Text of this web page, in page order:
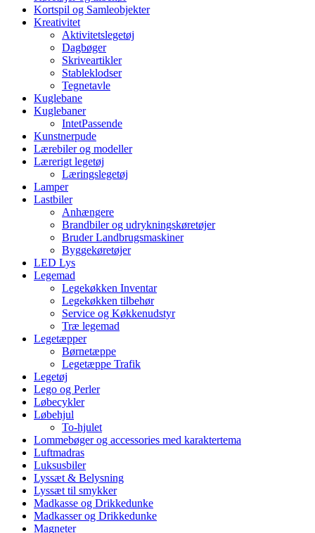
Kortspil og Samleobjekter
Kreativitet
Aktivitetslegetøj
Dagbøger
Skriveartikler
Stableklodser
Tegnetavle
Kuglebane
Kuglebaner
IntetPassende
Kunstnerpude
Lærebiler og modeller
Lærerigt legetøj
Læringslegetøj
Lamper
Lastbiler
Anhængere
Brandbiler og udrykningskøretøjer
Bruder Landbrugsmaskiner
Byggekøretøjer
LED Lys
Legemad
Legekøkken Inventar
Legekøkken tilbehør
Service og Køkkenudstyr
Træ legemad
Legetæpper
Børnetæppe
Legetæppe Trafik
Legetøj
Lego og Perler
Løbecykler
Løbehjul
To-hjulet
Lommebøger og accessories med karaktertema
Luftmadras
Luksusbiler
Lyssæt & Belysning
Lyssæt til smykker
Madkasse og Drikkedunke
Madkasser og Drikkedunke
Magneter